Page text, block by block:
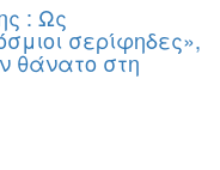
: Ως
σερίφηδες»,
θάνατο στη